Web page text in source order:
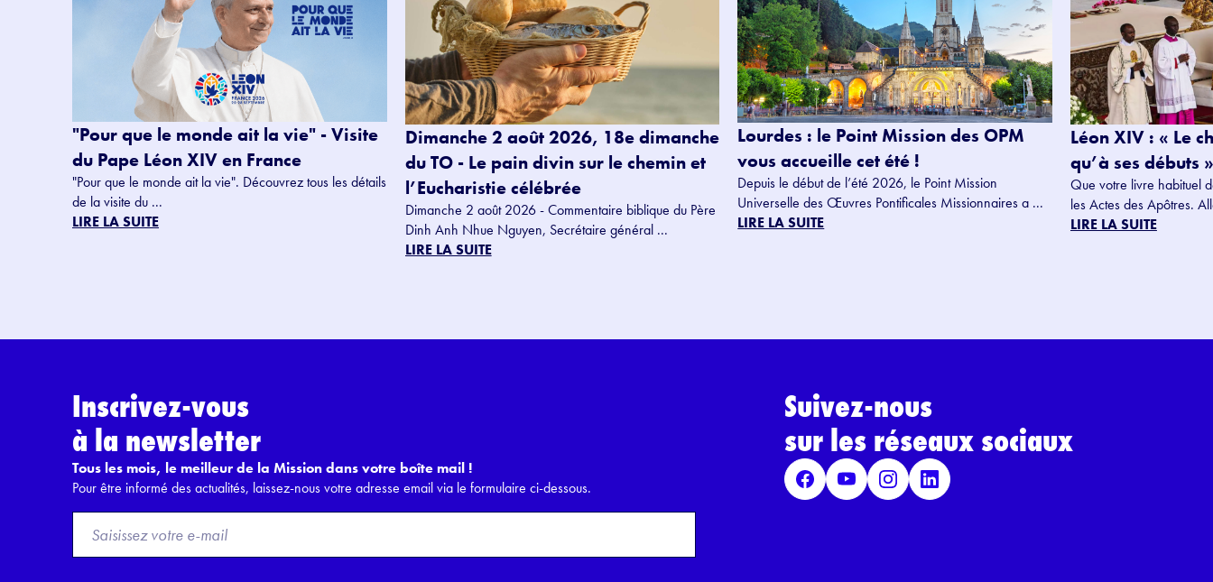
"Pour que le monde ait la vie" - Visite
du Pape Léon XIV en France
"Pour que le monde ait la vie". Découvrez tous les détails
de la visite du ...
LIRE LA SUITE
Dimanche 2 août 2026, 18e dimanche
du TO - Le pain divin sur le chemin et
l’Eucharistie célébrée
Dimanche 2 août 2026 - Commentaire biblique du Père
Dinh Anh Nhue Nguyen, Secrétaire général ...
LIRE LA SUITE
Lourdes : le Point Mission des OPM
vous accueille cet été !
Depuis le début de l’été 2026, le Point Mission
Universelle des Œuvres Pontificales Missionnaires a ...
LIRE LA SUITE
Léon XIV : « Le
qu’à ses débuts
Que votre livre habituel
les Actes des Apôtres.
LIRE LA SUITE
Inscrivez-vous
à la newsletter
Tous les mois, le meilleur de la Mission dans votre boîte mail !
Pour être informé des actualités, laissez-nous votre adresse email via le formulaire ci-dessous.
o
Suivez-nous
sur les réseaux sociaux